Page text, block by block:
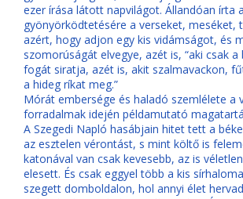
ezer írása látott napvilágot. Állandóan írta
gyönyörködtetésére a verseket, meséket,
azért, hogy adjon egy kis vidámságot, és
szomorúságát elvegye, azét is, “aki csak
fogát siratja, azét is, akit szalmavackon,
a hideg ríkat meg.”
Mórát embersége és haladó szemlélete a
forradalmak idején példamutató
A Szegedi Napló hasábjain hitet tett a
az esztelen vérontást, s mint költő is
katonával van csak kevesebb, az is
elesett. És csak eggyel több a kis
szegett domboldalon, hol annyi élet